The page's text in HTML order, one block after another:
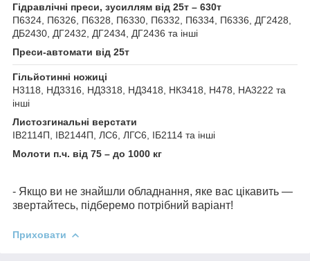
Гідравлічні преси, зусиллям від 25т – 630т
П6324, П6326, П6328, П6330, П6332, П6334, П6336, ДГ2428,
ДБ2430, ДГ2432, ДГ2434, ДГ2436 та інші
Преси-автомати від 25т
Гільйотинні ножиці
Н3118, НД3316, НД3318, НД3418, НК3418, Н478, НА3222 та
інші
Листозгинальні верстати
ІВ2114П, ІВ2144П, ЛС6, ЛГС6, ІБ2114 та інші
Молоти п.ч. від 75 – до 1000 кг
- Якщо ви не знайшли обладнання, яке вас цікавить —
звертайтесь, підберемо потрібний варіант!
Приховати